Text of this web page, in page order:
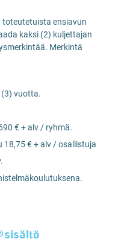
toteutetuista ensiavun
kaksi (2) kuljettajan
Merkintä
(3) vuotta.
€ + alv / ryhmä.
€ + alv / osallistuja